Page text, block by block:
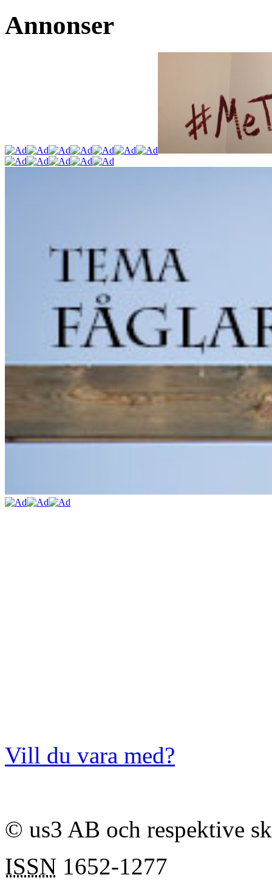
Annonser
Vill du vara med?
© us3 AB och respektive
ISSN 1652-1277